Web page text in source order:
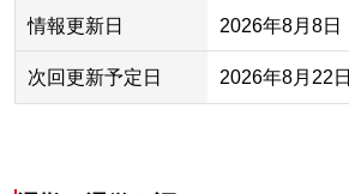
情報更新日 2026年8月8日
次回更新予定日 2026年8月22日